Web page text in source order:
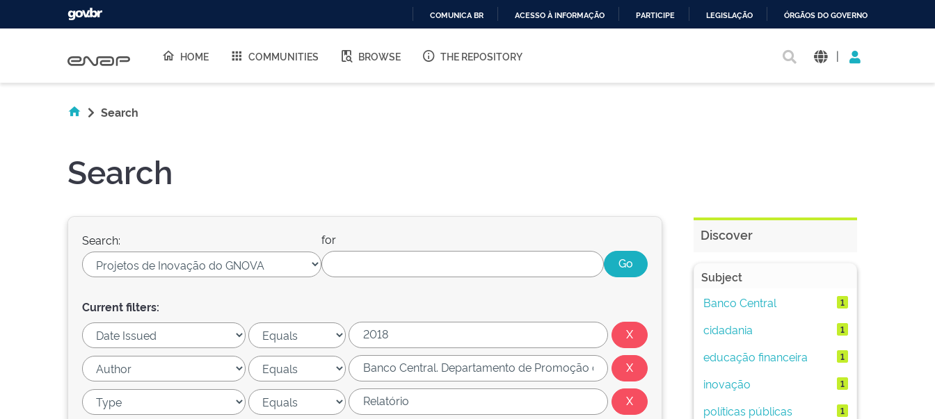
O
COMUNICA BR ACESSO À INFORMAÇÃO PARTICIPE LEGISLAÇÃO ÓRGÃOS DO GOVERNO
HOME COMMUNITIES BROWSE THE REPOSITORY |
Search
Search
Search: for
Current filters:
Discover
Subject
Banco Central
1
cidadania 1
educação financeira 1
inovação 1
políticas públicas 1